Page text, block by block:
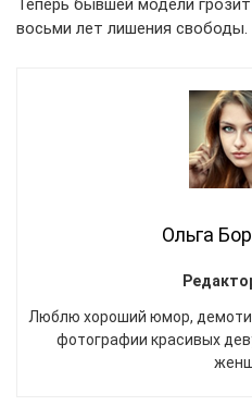
Теперь бывшей модели
восьми лет лишения свободы.
Ольга
Люблю хороший юмор,
фотографии красивых